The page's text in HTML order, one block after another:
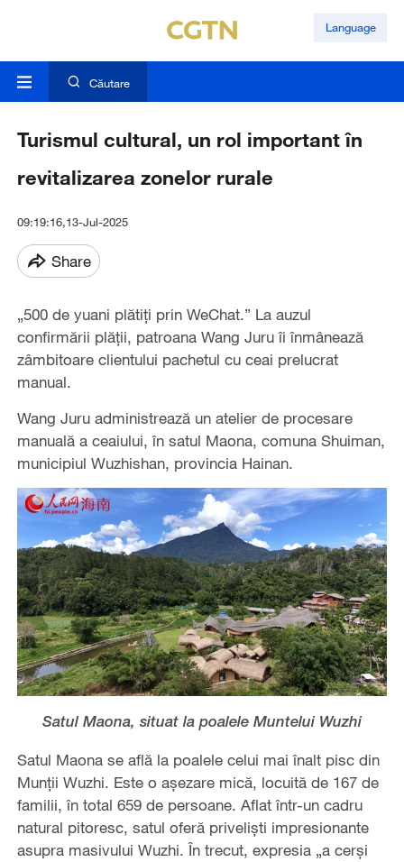
Language
Căutare
Turismul cultural, un rol important în
revitalizarea zonelor rurale
09:19:16,13-Jul-2025
Share
„500 de yuani plătiți prin WeChat.” La auzul
confirmării plății, patroana Wang Juru îi înmânează
zâmbitoare clientului pachetul cu ceai prelucrat
manual.
Wang Juru administrează un atelier de procesare
manuală a ceaiului, în satul Maona, comuna Shuiman,
municipiul Wuzhishan, provincia Hainan.
Satul Maona, situat la poalele Muntelui Wuzhi
Satul Maona se află la poalele celui mai înalt pisc din
Munții Wuzhi. Este o așezare mică, locuită de 167 de
familii, în total 659 de persoane. Aflat într-un cadru
natural pitoresc, satul oferă priveliști impresionante
asupra masivului Wuzhi. În trecut, expresia „a cerși